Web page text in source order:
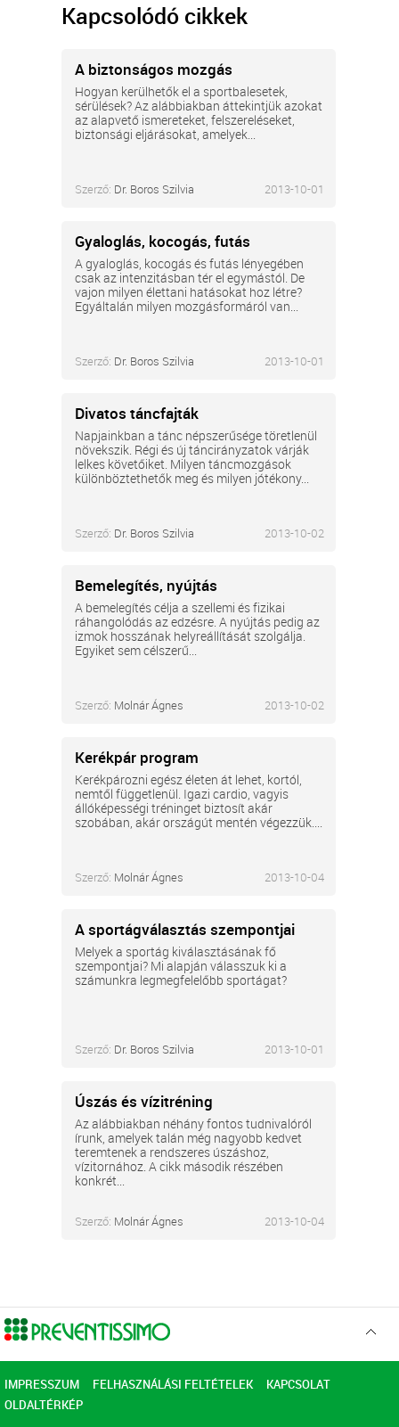
Kapcsolódó cikkek
A biztonságos mozgás
Hogyan kerülhetők el a sportbalesetek,
sérülések? Az alábbiakban áttekintjük azokat
az alapvető ismereteket, felszereléseket,
biztonsági eljárásokat, amelyek...
Szerző: Dr. Boros Szilvia 2013-10-01
Gyaloglás, kocogás, futás
A gyaloglás, kocogás és futás lényegében
csak az intenzitásban tér el egymástól. De
vajon milyen élettani hatásokat hoz létre?
Egyáltalán milyen mozgásformáról van...
Szerző: Dr. Boros Szilvia 2013-10-01
Divatos táncfajták
Napjainkban a tánc népszerűsége töretlenül
növekszik. Régi és új táncirányzatok várják
lelkes követőiket. Milyen táncmozgások
különböztethetők meg és milyen jótékony...
Szerző: Dr. Boros Szilvia 2013-10-02
Bemelegítés, nyújtás
A bemelegítés célja a szellemi és fizikai
ráhangolódás az edzésre. A nyújtás pedig az
izmok hosszának helyreállítását szolgálja.
Egyiket sem célszerű...
Szerző: Molnár Ágnes 2013-10-02
Kerékpár program
Kerékpározni egész életen át lehet, kortól,
nemtől függetlenül. Igazi cardio, vagyis
állóképességi tréninget biztosít akár
szobában, akár országút mentén végezzük....
Szerző: Molnár Ágnes 2013-10-04
A sportágválasztás szempontjai
Melyek a sportág kiválasztásának fő
szempontjai? Mi alapján válasszuk ki a
számunkra legmegfelelőbb sportágat?
Szerző: Dr. Boros Szilvia 2013-10-01
Úszás és vízitréning
Az alábbiakban néhány fontos tudnivalóról
írunk, amelyek talán még nagyobb kedvet
teremtenek a rendszeres úszáshoz,
vízitornához. A cikk második részében
konkrét...
Szerző: Molnár Ágnes 2013-10-04
elejére
IMPRESSZUM
FELHASZNÁLÁSI FELTÉTELEK
KAPCSOLAT
OLDALTÉRKÉP